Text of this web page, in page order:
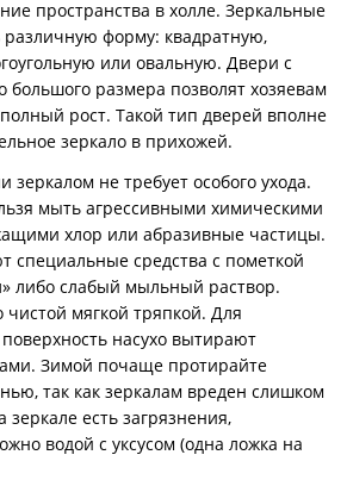
пространства в холле. Зеркальные
различную форму: квадратную,
или овальную. Двери с
большого размера позволят хозяевам
рост. Такой тип дверей вполне
зеркало в прихожей.
зеркалом не требует особого ухода.
мыть агрессивными химическими
хлор или абразивные частицы.
специальные средства с пометкой
либо слабый мыльный раствор.
мягкой тряпкой. Для
насухо вытирают
Зимой почаще протирайте
так как зеркалам вреден слишком
зеркале есть загрязнения,
водой с уксусом (одна ложка на